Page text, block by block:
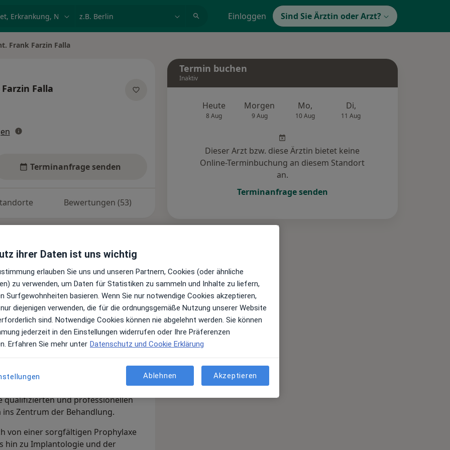
Einloggen Sind Sie Ärztin oder Arzt?
Frank Farzin Falla
Falla
Terminanfrage senden
Bewertungen (53)
Top 20
Juni 2022
– Prothetik –
ich mich Sie in meiner
und Zahnärztin Frau Nesrin
qualifizierten und professionellen
Zentrum der Behandlung.
von einer sorgfältigen Prophylaxe
hin zu Implantologie und der
Termin buchen
Inaktiv
Heute
8 Aug
Morgen
9 Aug
Mo,
10 Aug
Di,
11 Aug
Dieser Arzt bzw. diese Ärztin bietet keine
Online-Terminbuchung an diesem Standort
an.
Terminanfrage senden
ihrer Daten ist uns wichtig
erlauben Sie uns und unseren Partnern, Cookies (oder ähnliche
zu verwenden, um Daten für Statistiken zu sammeln und Inhalte zu liefern,
Surfgewohnheiten basieren. Wenn Sie nur notwendige Cookies akzeptieren,
diejenigen verwenden, die für die ordnungsgemäße Nutzung unserer Website
sind. Notwendige Cookies können nie abgelehnt werden. Sie können
jederzeit in den Einstellungen widerrufen oder Ihre Präferenzen
Erfahren Sie mehr unter Datenschutz und Cookie Erklärung
Ablehnen Akzeptieren